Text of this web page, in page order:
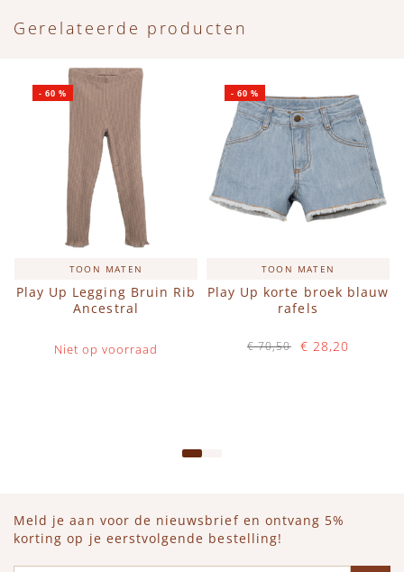
Gerelateerde producten
TOON MATEN
Play Up Legging Bruin Rib
Ancestral
Niet op voorraad
-60 %
TOON MATEN
Play Up korte broek blauw
rafels
€ 28,20
€ 70,50
-60 %
Meld je aan voor de nieuwsbrief en ontvang 5%
korting op je eerstvolgende bestelling!